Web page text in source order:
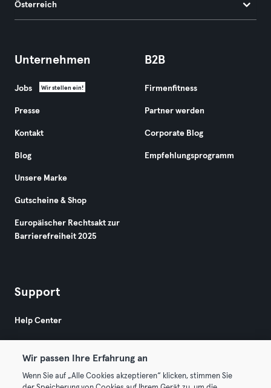
Österreich
Unternehmen
Jobs Wir stellen ein!
Presse
Kontakt
Blog
Unsere Marke
Gutscheine & Shop
Europäischer Rechtsakt zur
Barrierefreiheit 2025
B2B
Firmenfitness
Partner werden
Corporate Blog
Empfehlungsprogramm
Support
Help Center
Wir passen Ihre Erfahrung an
Wenn Sie auf „Alle Cookies akzeptieren“ klicken, stimmen Sie